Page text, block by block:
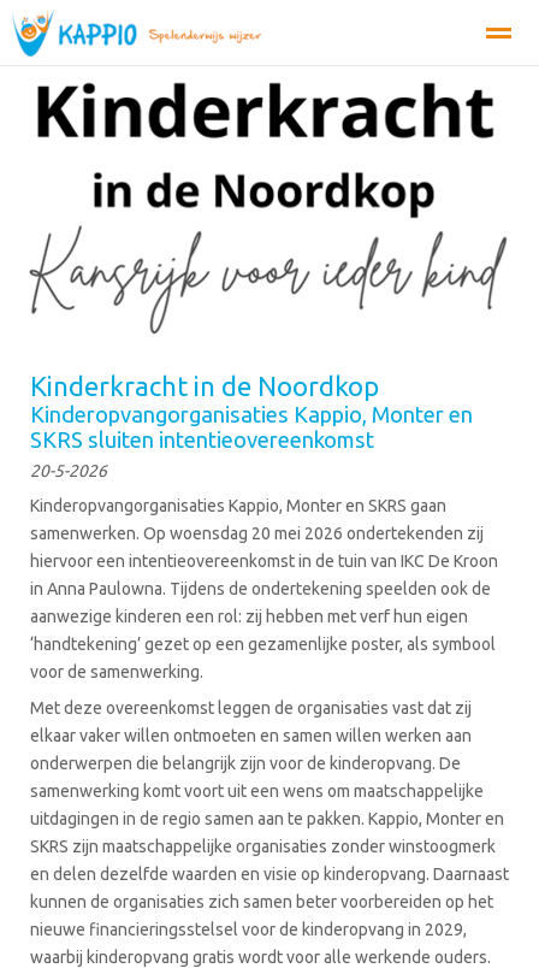
Organisatie Tarieven Inschrijven MijnKappio
E-mail Zoeken
Kinderkracht in de Noordkop
Kinderopvangorganisaties Kappio, Monter en
SKRS sluiten intentieovereenkomst
20-5-2026
Kinderopvangorganisaties Kappio, Monter en SKRS gaan
samenwerken. Op woensdag 20 mei 2026 ondertekenden zij
hiervoor een intentieovereenkomst in de tuin van IKC De Kroon
in Anna Paulowna. Tijdens de ondertekening speelden ook de
aanwezige kinderen een rol: zij hebben met verf hun eigen
‘handtekening’ gezet op een gezamenlijke poster, als symbool
voor de samenwerking.
Met deze overeenkomst leggen de organisaties vast dat zij
elkaar vaker willen ontmoeten en samen willen werken aan
onderwerpen die belangrijk zijn voor de kinderopvang. De
samenwerking komt voort uit een wens om maatschappelijke
uitdagingen in de regio samen aan te pakken. Kappio, Monter en
SKRS zijn maatschappelijke organisaties zonder winstoogmerk
en delen dezelfde waarden en visie op kinderopvang. Daarnaast
kunnen de organisaties zich samen beter voorbereiden op het
nieuwe financieringsstelsel voor de kinderopvang in 2029,
waarbij kinderopvang gratis wordt voor alle werkende ouders.